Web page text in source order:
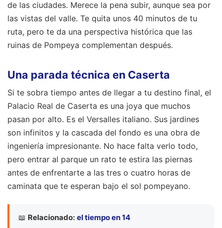
de las ciudades. Merece la pena subir, aunque sea por
las vistas del valle. Te quita unos 40 minutos de tu
ruta, pero te da una perspectiva histórica que las
ruinas de Pompeya complementan después.
Una parada técnica en Caserta
Si te sobra tiempo antes de llegar a tu destino final, el
Palacio Real de Caserta es una joya que muchos
pasan por alto. Es el Versalles italiano. Sus jardines
son infinitos y la cascada del fondo es una obra de
ingeniería impresionante. No hace falta verlo todo,
pero entrar al parque un rato te estira las piernas
antes de enfrentarte a las tres o cuatro horas de
caminata que te esperan bajo el sol pompeyano.
📖 Relacionado: el tiempo en 14